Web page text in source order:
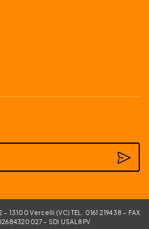
13100 Vercelli (VC) TEL. 0161 219438 – FAX.
– SDI USAL8PV